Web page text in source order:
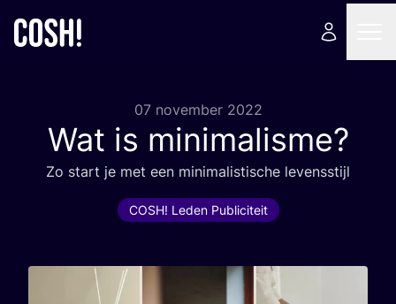
07 november 2022
Wat is minimalisme?
Zo start je met een mini­ma­lis­ti­sche levensstijl
COSH! Leden Publiciteit